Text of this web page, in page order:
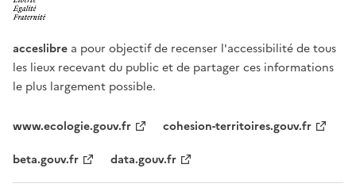
acceslibre a pour objectif de recenser l'accessibilité de tous
les lieux recevant du public et de partager ces informations
le plus largement possible.
www.ecologie.gouv.fr
cohesion-territoires.gouv.fr
beta.gouv.fr
data.gouv.fr